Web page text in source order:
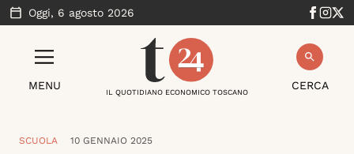
Oggi, 6 agosto 2026
MENU CERCA
IL QUOTIDIANO ECONOMICO TOSCANO
SCUOLA 10 GENNAIO 2025